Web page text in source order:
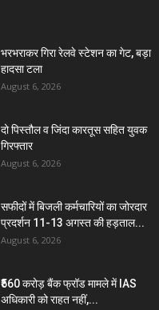
भरभराकर गिरा रेलवे स्टेशन का गेट, बड़ा
हादसा टला
August 6, 2026
दो पिस्तौल व जिंदा कारतूस सहित युवक
गिरफ्तार
August 6, 2026
सफीदों में बिजली कर्मचारियों का जोरदार
प्रदर्शन 11-13 अगस्त की हड़ताल...
August 6, 2026
₹560 करोड़ बैंक फ्रॉड मामले में IAS
अधिकारी को राहत नहीं,...